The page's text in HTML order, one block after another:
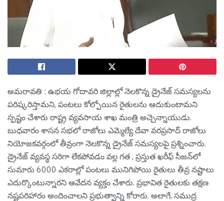
అమ‌రావ‌తి : ఉభ‌య గోదావ‌రి జిల్లాల్లో నెల‌కొన్న డ్రైనేజ్ సమస్యలను
ప‌రిష్క‌రిస్తామ‌ని, పంట‌లు కోల్పోయిన రైతుల‌ను ఆదుకుంటామ‌ని
స్ప‌ష్టం చేశారు రాష్ట్ర వ్య‌వ‌సాయ శాఖ మంత్రి అచ్చెన్నాయుడు.
బుధ‌వారం శాస‌న స‌భ‌లో రాజోలు ఎమ్మెల్యే దేవా వరప్రసాద్ రాజోలు
నియోజకవర్గంలో తీవ్రంగా నెలకొన్న డ్రైనేజ్ సమస్యలపై ప్రశ్నించారు.
డ్రైనేజ్ వ్యవస్థ సరిగా లేకపోవడం వల్ల గత , ప్రస్తుత ఖరీఫ్ సీజన్‌లో
సుమారు 6000 ఎకరాల్లో పంటలు మునిగిపోయి రైతులు తీవ్ర నష్టాలు
ఎదుర్కొంటున్నారని ఆవేద‌న వ్య‌క్తం చేశారు. ప్రభావిత రైతులకు తక్షణ
నష్టపరిహారం అందించాలని ప్రభుత్వాన్ని కోరారు. అలాగే, సముద్ర